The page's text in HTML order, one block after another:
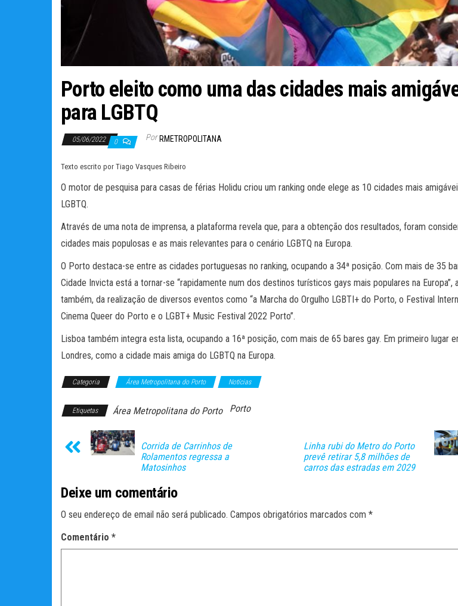
Porto eleito como uma das cidades mais
para LGBTQ
05/06/2022 0 Por RMETROPOLITANA
Texto escrito por Tiago Vasques Ribeiro
O motor de pesquisa para casas de férias Holidu criou um ranking onde elege as 10 cidades mais
LGBTQ.
Através de uma nota de imprensa, a plataforma revela que, para a obtenção dos resultados, foram
cidades mais populosas e as mais relevantes para o cenário LGBTQ na Europa.
O Porto destaca-se entre as cidades portuguesas no ranking, ocupando a 34ª posição. Com mais de 35
Cidade Invicta está a tornar-se “rapidamente num dos destinos turísticos gays mais populares na Europa”,
também, da realização de diversos eventos como “a Marcha do Orgulho LGBTI+ do Porto, o Festival
Cinema Queer do Porto e o LGBT+ Music Festival 2022 Porto”.
Lisboa também integra esta lista, ocupando a 16ª posição, com mais de 65 bares gay. Em primeiro lugar
Londres, como a cidade mais amiga do LGBTQ na Europa.
Categoria Área Metropolitana do Porto Notícias
Etiquetas Área Metropolitana do Porto Porto
Corrida de Carrinhos de
Rolamentos regressa a
Matosinhos
Linha rubi do Metro do Porto
prevê retirar 5,8 milhões de
carros das estradas em 2029
Deixe um comentário
O seu endereço de email não será publicado. Campos obrigatórios marcados com *
Comentário *